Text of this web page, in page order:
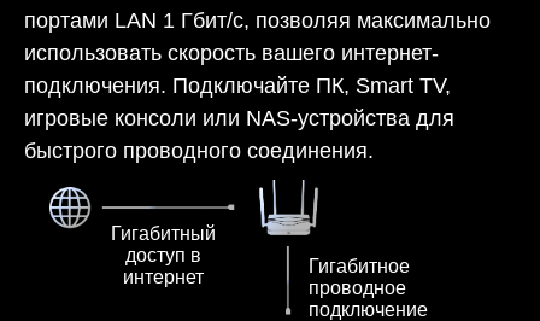
портами LAN 1 Гбит/с, позволяя максимально
использовать скорость вашего интернет-
подключения. Подключайте ПК, Smart TV,
игровые консоли или NAS-устройства для
быстрого проводного соединения.
Гигабитный
доступ в
интернет
Гигабитное
проводное
подключение